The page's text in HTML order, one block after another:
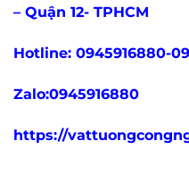
– Quận 12- TPHCM
Hotline: 0945916880-
Zalo:0945916880
https://